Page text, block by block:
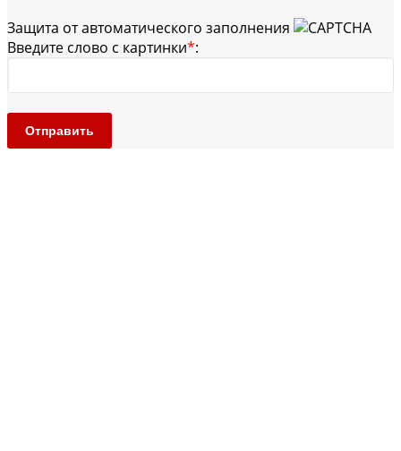
Защита от автоматического заполнения
Введите слово с картинки*:
Отправить